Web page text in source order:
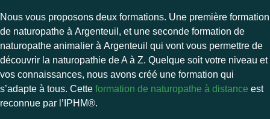
Nous vous proposons deux formations. Une première formation
de naturopathe à Argenteuil, et une seconde formation de
naturopathe animalier à Argenteuil qui vont vous permettre de
découvrir la naturopathie de A à Z. Quelque soit votre niveau et
vos connaissances, nous avons créé une formation qui
s’adapte à tous. Cette formation de naturopathe à distance est
reconnue par l’ IPHM®.